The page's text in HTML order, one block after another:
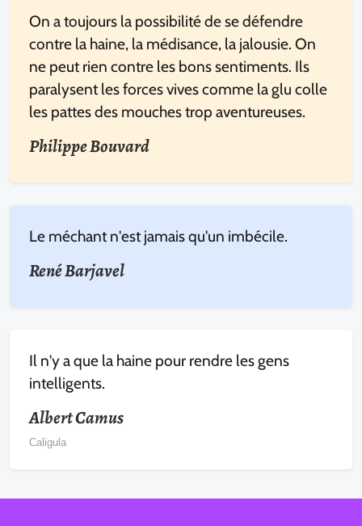
On a toujours la possibilité de se défendre
contre la haine, la médisance, la jalousie. On
ne peut rien contre les bons sentiments. Ils
paralysent les forces vives comme la glu colle
les pattes des mouches trop aventureuses.
Philippe Bouvard
Le méchant n'est jamais qu'un imbécile.
René Barjavel
Il n'y a que la haine pour rendre les gens
intelligents.
Albert Camus
Caligula